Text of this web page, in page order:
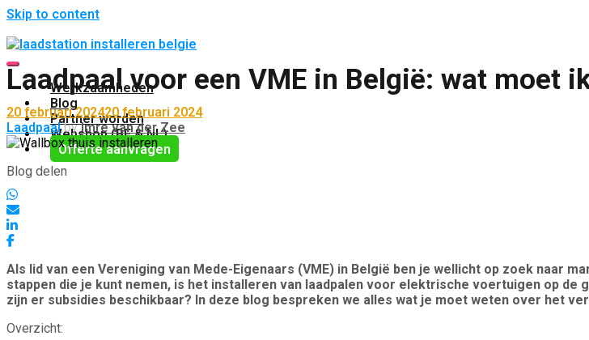
Skip to content
Toggle mobile menu
Werkzaamheden
Blog
Partner worden
Webshop (BE & NL)
Offerte aanvragen
20 februari 202420 februari 2024
Laadpaal voor een VME in België: wat moet
LaadpaalbyImre van der Zee
Blog delen
Als lid van een Vereniging van Mede-Eigenaars (VME) in België ben je wellicht op zoek naar
stappen die je kunt nemen, is het installeren van laadpalen voor elektrische voertuigen op de
zijn er subsidies beschikbaar? In deze blog bespreken we alles wat je moet weten over het
Overzicht: